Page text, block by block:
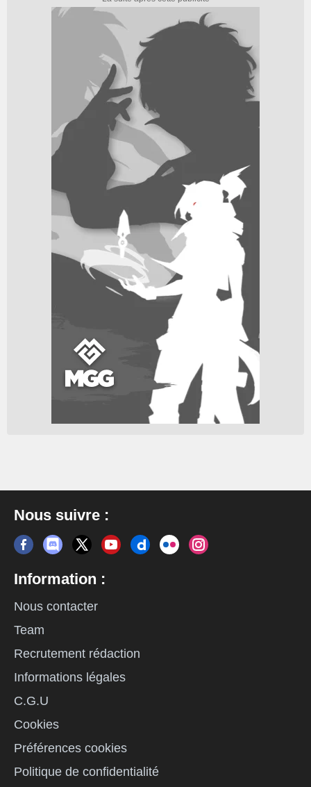
Nous suivre :
Information :
Nous contacter
Team
Recrutement rédaction
Informations légales
C.G.U
Cookies
Préférences cookies
Politique de confidentialité